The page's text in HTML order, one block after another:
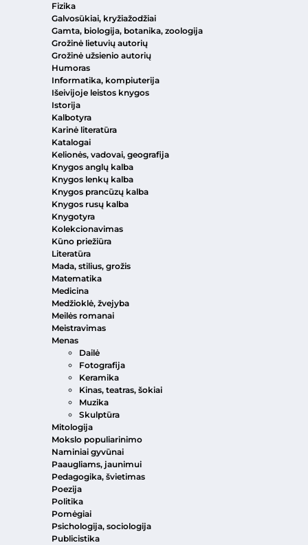
Fizika
Galvosūkiai, kryžiažodžiai
Gamta, biologija, botanika, zoologija
Grožinė lietuvių autorių
Grožinė užsienio autorių
Humoras
Informatika, kompiuterija
Išeivijoje leistos knygos
Istorija
Kalbotyra
Karinė literatūra
Katalogai
Kelionės, vadovai, geografija
Knygos anglų kalba
Knygos lenkų kalba
Knygos prancūzų kalba
Knygos rusų kalba
Knygotyra
Kolekcionavimas
Kūno priežiūra
Literatūra
Mada, stilius, grožis
Matematika
Medicina
Medžioklė, žvejyba
Meilės romanai
Meistravimas
Menas
Dailė
Fotografija
Keramika
Kinas, teatras, šokiai
Muzika
Skulptūra
Mitologija
Mokslo populiarinimo
Naminiai gyvūnai
Paaugliams, jaunimui
Pedagogika, švietimas
Poezija
Politika
Pomėgiai
Psichologija, sociologija
Publicistika